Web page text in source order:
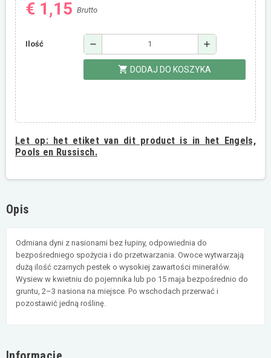
€ 1,15 Brutto
Ilość remove add
shopping_cart DODAJ DO KOSZYKA
Let op:het etiket van dit product is in het Engels,
Pools en Russisch.
Opis
Odmiana dyni z nasionami bez łupiny, odpowiednia do
bezpośredniego spożycia i do przetwarzania. Owoce wytwarzają
dużą ilość czarnych pestek o wysokiej zawartości minerałów.
Wysiew w kwietniu do pojemnika lub po 15 maja bezpośrednio do
gruntu, 2–3 nasiona na miejsce. Po wschodach przerwać i
pozostawić jedną roślinę.